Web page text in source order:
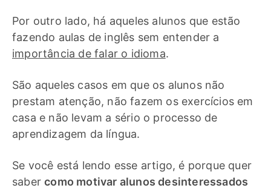
Por outro lado, há aqueles alunos que estão
fazendo aulas de inglês sem entender a
importância de falar o idioma.
São aqueles casos em que os alunos não
prestam atenção, não fazem os exercícios em
casa e não levam a sério o processo de
aprendizagem da língua.
Se você está lendo esse artigo, é porque quer
sabercomo motivar alunos desinteressados